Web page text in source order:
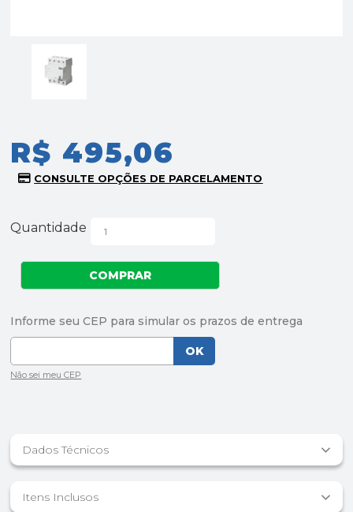
R$ 495,06
Quantidade
Dados Técnicos
Itens Inclusos